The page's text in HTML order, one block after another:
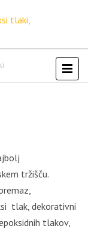
tržišču.
tlak, dekorativni
tlakov,